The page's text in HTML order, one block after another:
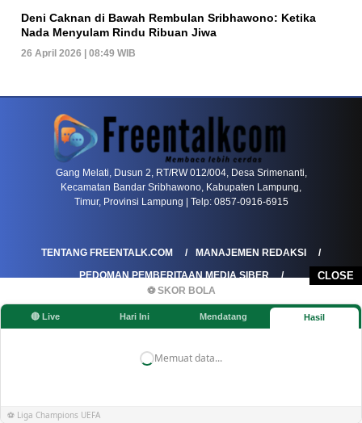
CLOSE
⚽ SKOR BOLA
🔴 Live Hari Ini Mendatang Hasil
Memuat data...
⚽ Liga Champions UEFA
Deni Caknan di Bawah Rembulan Sribhawono: Ketika
Nada Menyulam Rindu Ribuan Jiwa
26 April 2026 | 08:49 WIB
Gang Melati, Dusun 2, RT/RW 012/004, Desa Srimenanti,
Kecamatan Bandar Sribhawono, Kabupaten Lampung,
Timur, Provinsi Lampung | Telp: 0857-0916-6915
TENTANG FREENTALK.COM
MANAJEMEN REDAKSI
PEDOMAN PEMBERITAAN MEDIA SIBER
PEDOMAN PEMBERITAAN RAMAH ANAK
KOREKSI & KLARIFIKASI
KEBIJAKAN IKLAN / ADVERTORIAL